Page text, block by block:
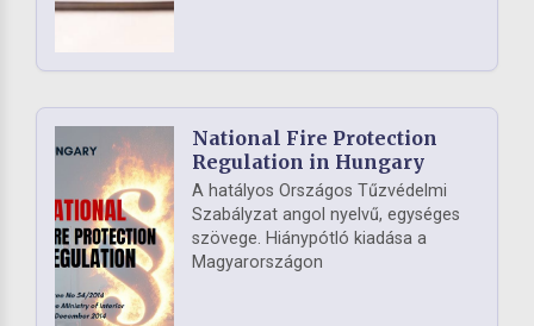
National Fire Protection
Regulation in Hungary
A hatályos Országos Tűzvédelmi
Szabályzat angol nyelvű, egységes
szövege. Hiánypótló kiadása a
Magyarországon